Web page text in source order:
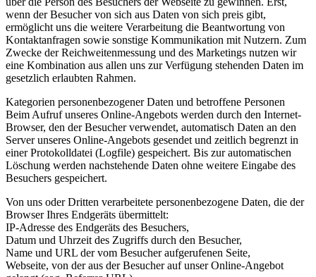
wenn der Besucher von sich aus Daten von sich preis gibt,
ermöglicht uns die weitere Verarbeitung die Beantwortung von
Kontaktanfragen sowie sonstige Kommunikation mit Nutzern. Zum
Zwecke der Reichweitenmessung und des Marketings nutzen wir
eine Kombination aus allen uns zur Verfügung stehenden Daten im
gesetzlich erlaubten Rahmen.
Kategorien personenbezogener Daten und betroffene Personen
Beim Aufruf unseres Online-Angebots werden durch den Internet-
Browser, den der Besucher verwendet, automatisch Daten an den
Server unseres Online-Angebots gesendet und zeitlich begrenzt in
einer Protokolldatei (Logfile) gespeichert. Bis zur automatischen
Löschung werden nachstehende Daten ohne weitere Eingabe des
Besuchers gespeichert.
Von uns oder Dritten verarbeitete personenbezogene Daten, die der
Browser Ihres Endgeräts übermittelt:
IP-Adresse des Endgeräts des Besuchers,
Datum und Uhrzeit des Zugriffs durch den Besucher,
Name und URL der vom Besucher aufgerufenen Seite,
Webseite, von der aus der Besucher auf unser Online-Angebot